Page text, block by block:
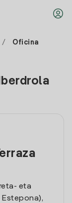
/
Oficina
eta
Estepona),